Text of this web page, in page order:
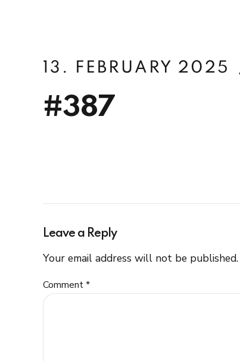
13. FEBRUARY 2025
#387
Leave a Reply
Your email address will not be
Comment*